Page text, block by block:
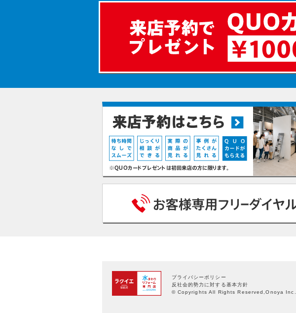
プライバシーポリシー
反社会的勢力に対する基本方針
© Copyrights All Rights Reserved,Onoya Inc.